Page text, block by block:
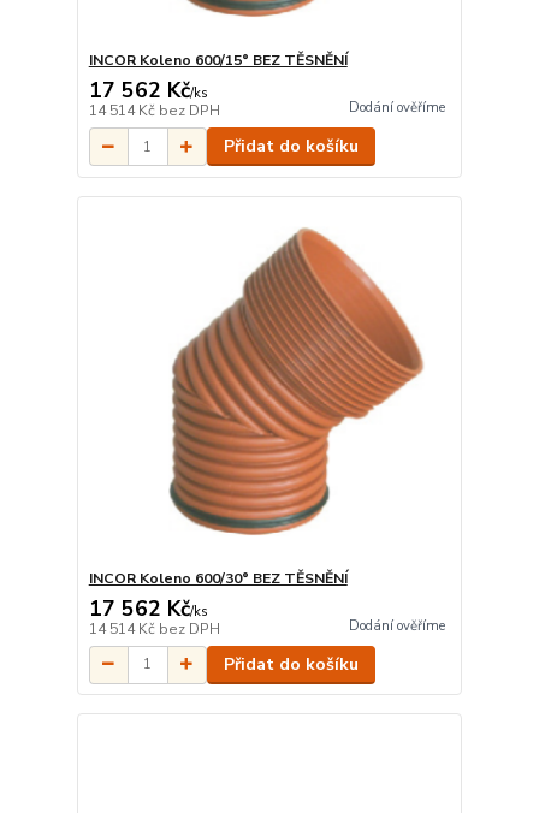
INCOR Koleno 600/15° BEZ TĚSNĚNÍ
17 562 Kč/ks
14 514 Kč bez DPH Dodání ověříme
Přidat do košíku
INCOR Koleno 600/30° BEZ TĚSNĚNÍ
17 562 Kč/ks
14 514 Kč bez DPH Dodání ověříme
Přidat do košíku